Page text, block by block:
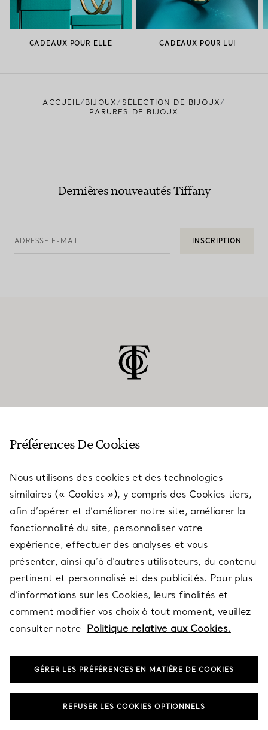
CADEAUX POUR ELLE CADEAUX POUR LUI
ACCUEIL BIJOUX
SÉLECTION DE BIJOUX
PARURES DE BIJOUX
Dernières nouveautés Tiffany
ADRESSE E-MAIL INSCRIPTION
SERVICES
À PROPOS
QUESTIONS LÉGALES
SUIVEZ-NOUS
T&Co. 2026
Préférences De Cookies
Nous utilisons des cookies et des technologies
similaires (« Cookies »), y compris des Cookies tiers,
afin d’opérer et d’améliorer notre site, améliorer la
fonctionnalité du site, personnaliser votre
expérience, effectuer des analyses et vous
présenter, ainsi qu’à d’autres utilisateurs, du contenu
pertinent et personnalisé et des publicités. Pour plus
d’informations sur les Cookies, leurs finalités et
comment modifier vos choix à tout moment, veuillez
consulter notre Politique relative aux Cookies.
GÉRER LES PRÉFÉRENCES EN MATIÈRE DE COOKIES
REFUSER LES COOKIES OPTIONNELS